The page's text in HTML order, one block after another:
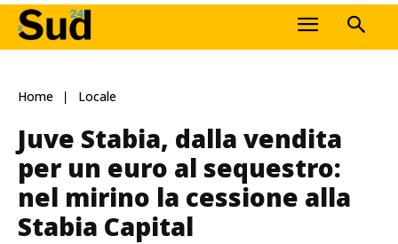
Home Locale
Juve Stabia, dalla vendita
per un euro al sequestro:
nel mirino la cessione alla
Stabia Capital